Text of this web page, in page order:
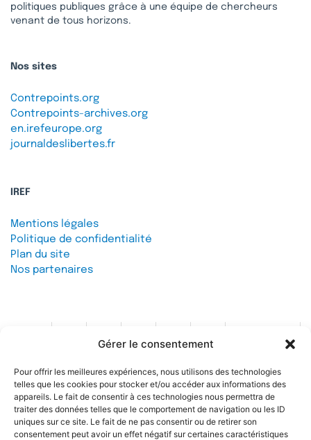
Gérer le consentement
Pour offrir les meilleures expériences, nous utilisons des technologies
telles que les cookies pour stocker et/ou accéder aux informations des
appareils. Le fait de consentir à ces technologies nous permettra de
traiter des données telles que le comportement de navigation ou les ID
uniques sur ce site. Le fait de ne pas consentir ou de retirer son
consentement peut avoir un effet négatif sur certaines caractéristiques
politiques publiques grâce à une équipe de chercheurs
venant de tous horizons.
Nos sites
Contrepoints.org
Contrepoints-archives.org
en.irefeurope.org
journaldeslibertes.fr
IREF
Mentions légales
Politique de confidentialité
Plan du site
Nos partenaires
Soutenez l'IREF